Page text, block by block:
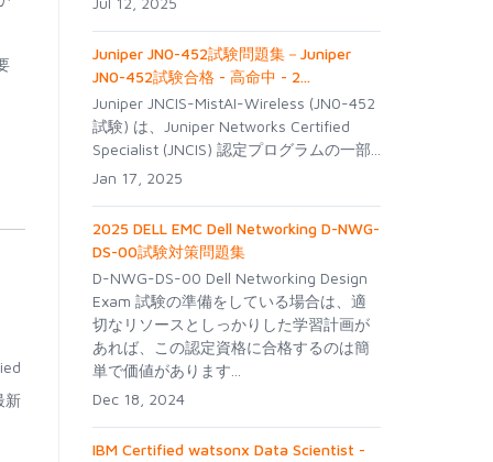
新
Juniper JN0-452試験問題集－Juniper
JN0-452試験合格 - 高命中 - 2...
Juniper JNCIS-MistAI-Wireless (JN0-452
試験) は、Juniper Networks Certified
Specialist (JNCIS) 認定プログラムの一部...
Jan 17, 2025
2025 DELL EMC Dell Networking D-NWG-
DS-00試験対策問題集
D-NWG-DS-00 Dell Networking Design
Exam 試験の準備をしている場合は、適
切なリソースとしっかりした学習計画が
あれば、この認定資格に合格するのは簡
単で価値があります...
Dec 18, 2024
IBM Certified watsonx Data Scientist -